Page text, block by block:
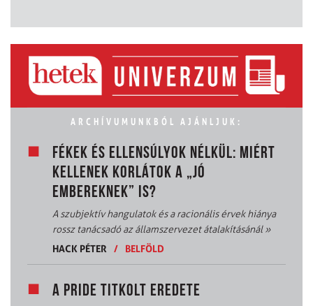
ARCHÍVUMUNKBÓL AJÁNLJUK:
FÉKEK ÉS ELLENSÚLYOK NÉLKÜL: MIÉRT
KELLENEK KORLÁTOK A „JÓ
EMBEREKNEK” IS?
A szubjektív hangulatok és a racionális érvek hiánya
rossz tanácsadó az államszervezet átalakításánál»
HACK PÉTER
/ BELFÖLD
A PRIDE TITKOLT EREDETE